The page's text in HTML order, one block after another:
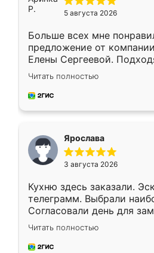
5 августа 2026
Больше всех мне
предложение от
Елены Сергеевой.
короткие сроки
для замера сотрудник
предложил по моему
Читать полностью
Ярослава
3 августа 2026
Кухню здесь заказали.
телеграмм. Выбрали
Согласовали день для
недели кухня была уже
довольны работой.
мебель за качественную
Читать полностью